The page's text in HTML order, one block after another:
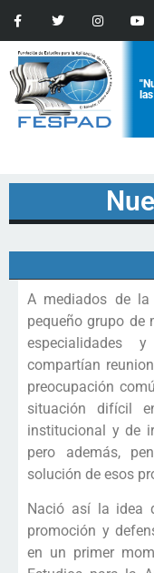
A mediados de
pequeño grupo de
especialidades
compartían
preocupación
situación difícil
institucional y de
pero además,
solución de esos
Nació así la idea
promoción y
en un primer